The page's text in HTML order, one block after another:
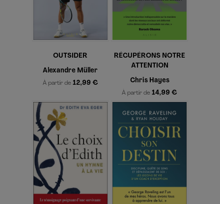
OUTSIDER
Alexandre Müller
À partir de 12,99 €
RÉCUPÉRONS NOTRE
ATTENTION
Chris Hayes
À partir de14,99 €